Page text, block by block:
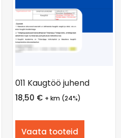
011 Kaugtöö juhend
18,50 € + km (24%)
Vaata tooteid